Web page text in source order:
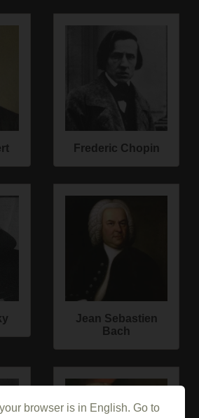
Frederic Chopin
Jean Sebastien
Bach
browser is in English. Go to